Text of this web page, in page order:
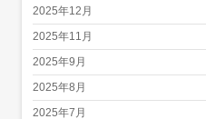
2025年12月
2025年11月
2025年9月
2025年8月
2025年7月